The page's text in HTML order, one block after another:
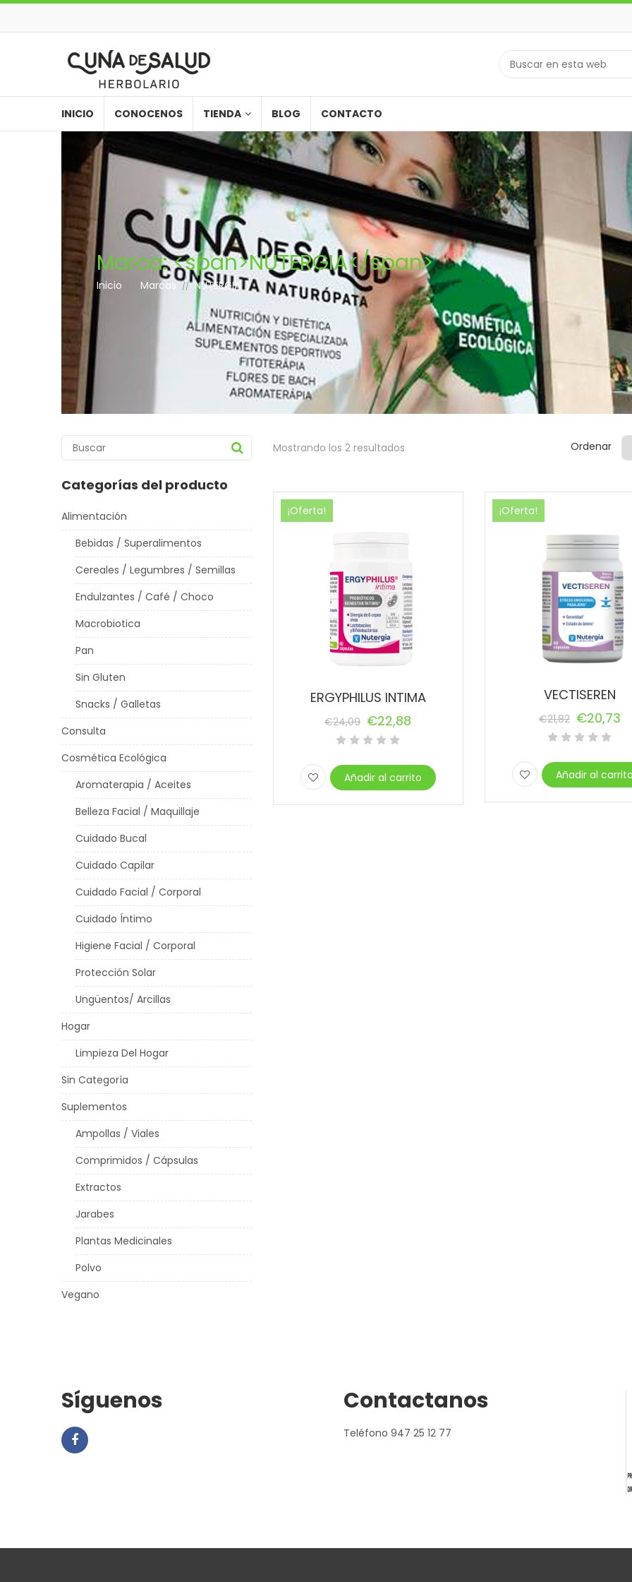
INICIO CONOCENOS TIENDA BLOG CONTACTO
Marca: <span>NUTERGIA</span>
Inicio Marcas // NUTERGIA
Categorías del producto
Alimentación
Bebidas / Superalimentos
Cereales / Legumbres / Semillas
Endulzantes / Café / Choco
Macrobiotica
Pan
Sin Gluten
Snacks / Galletas
Consulta
Cosmética Ecológica
Aromaterapia / Aceites
Belleza Facial / Maquillaje
Cuidado Bucal
Cuidado Capilar
Cuidado Facial / Corporal
Cuidado Íntimo
Higiene Facial / Corporal
Protección Solar
Ungüentos/ Arcillas
Hogar
Limpieza Del Hogar
Sin Categoría
Suplementos
Ampollas / Viales
Comprimidos / Cápsulas
Extractos
Jarabes
Plantas Medicinales
Polvo
Vegano
Mostrando los 2 resultados Ordenar
¡Oferta!
ERGYPHILUS INTIMA
€24,09
original
€22,88
actual
Añadir al carrito
¡Oferta!
VECTISEREN
€21,82
original
€20,73
actual
Añadir al
Síguenos Contactanos
Teléfono 947 25 12 77